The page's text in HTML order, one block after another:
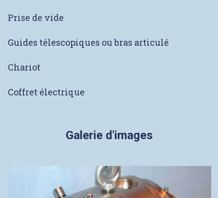
Prise de vide
Guides télescopiques ou bras articulé
Chariot
Coffret électrique
Galerie d'images